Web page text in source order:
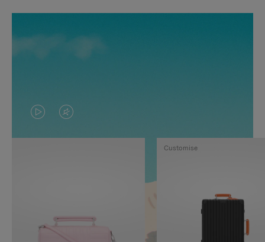
VIDEO
IS
GEPAUZEERD,
OP
HET
GELUID
Customise